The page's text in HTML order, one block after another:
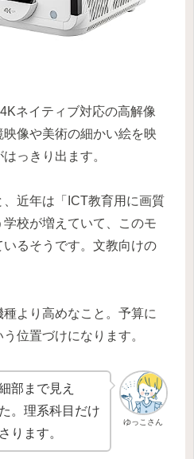
ネイティブ対応の高解像
像や美術の細かい絵を映
っきり出ます。
近年は「ICT教育用に画質
校が増えていて、このモ
るそうです。文教向けの
より高めなこと。予算に
位置づけになります。
ゆっこさん
部まで見え
。理系科目だけ
ります。